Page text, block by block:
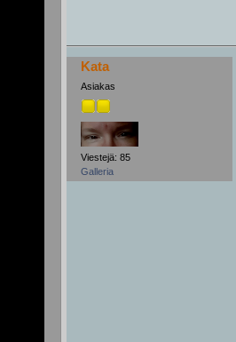
Kata
Asiakas
Viestejä: 85
Galleria